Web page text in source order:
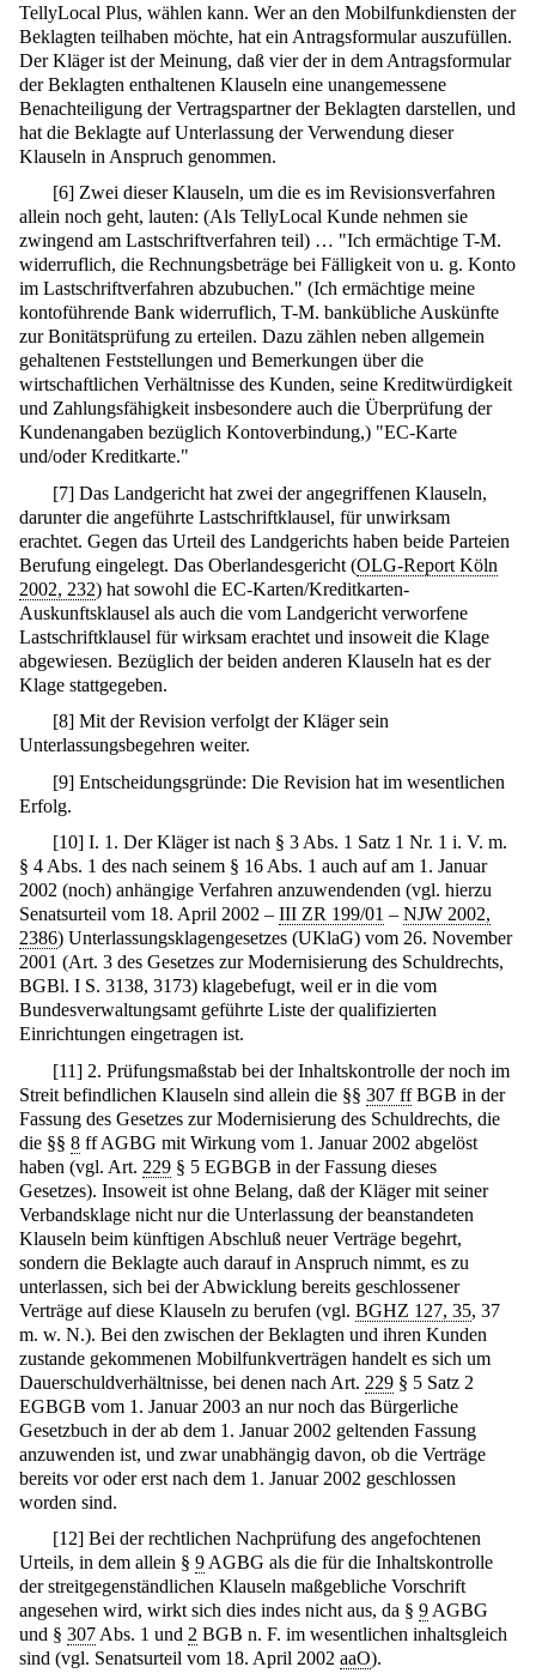
TellyLocal Plus, wählen kann. Wer an den Mobilfunkdiensten der
Beklagten teilhaben möchte, hat ein Antragsformular auszufüllen.
Der Kläger ist der Meinung, daß vier der in dem Antragsformular
der Beklagten enthaltenen Klauseln eine unangemessene
Benachteiligung der Vertragspartner der Beklagten darstellen, und
hat die Beklagte auf Unterlassung der Verwendung dieser
Klauseln in Anspruch genommen.
[6] Zwei dieser Klauseln, um die es im Revisionsverfahren
allein noch geht, lauten: (Als TellyLocal Kunde nehmen sie
zwingend am Lastschriftverfahren teil) … "Ich ermächtige T-M.
widerruflich, die Rechnungsbeträge bei Fälligkeit von u. g. Konto
im Lastschriftverfahren abzubuchen." (Ich ermächtige meine
kontoführende Bank widerruflich, T-M. bankübliche Auskünfte
zur Bonitätsprüfung zu erteilen. Dazu zählen neben allgemein
gehaltenen Feststellungen und Bemerkungen über die
wirtschaftlichen Verhältnisse des Kunden, seine Kreditwürdigkeit
und Zahlungsfähigkeit insbesondere auch die Überprüfung der
Kundenangaben bezüglich Kontoverbindung,) "EC-Karte
und/oder Kreditkarte."
[7] Das Landgericht hat zwei der angegriffenen Klauseln,
darunter die angeführte Lastschriftklausel, für unwirksam
erachtet. Gegen das Urteil des Landgerichts haben beide Parteien
Berufung eingelegt. Das Oberlandesgericht (OLG-Report Köln
2002, 232) hat sowohl die EC-Karten/Kreditkarten-
Auskunftsklausel als auch die vom Landgericht verworfene
Lastschriftklausel für wirksam erachtet und insoweit die Klage
abgewiesen. Bezüglich der beiden anderen Klauseln hat es der
Klage stattgegeben.
[8] Mit der Revision verfolgt der Kläger sein
Unterlassungsbegehren weiter.
[9] Entscheidungsgründe: Die Revision hat im wesentlichen
Erfolg.
[10] I. 1. Der Kläger ist nach § 3 Abs. 1 Satz 1 Nr. 1 i. V. m.
§ 4 Abs. 1 des nach seinem § 16 Abs. 1 auch auf am 1. Januar
2002 (noch) anhängige Verfahren anzuwendenden (vgl. hierzu
Senatsurteil vom 18. April 2002 – III ZR 199/01 – NJW 2002,
2386) Unterlassungsklagengesetzes (UKlaG) vom 26. November
2001 (Art. 3 des Gesetzes zur Modernisierung des Schuldrechts,
BGBl. I S. 3138, 3173) klagebefugt, weil er in die vom
Bundesverwaltungsamt geführte Liste der qualifizierten
Einrichtungen eingetragen ist.
[11] 2. Prüfungsmaßstab bei der Inhaltskontrolle der noch im
Streit befindlichen Klauseln sind allein die §§ 307 ffBGB in der
Fassung des Gesetzes zur Modernisierung des Schuldrechts, die
die §§ 8 ff AGBG mit Wirkung vom 1. Januar 2002 abgelöst
haben (vgl. Art. 229 § 5 EGBGB in der Fassung dieses
Gesetzes). Insoweit ist ohne Belang, daß der Kläger mit seiner
Verbandsklage nicht nur die Unterlassung der beanstandeten
Klauseln beim künftigen Abschluß neuer Verträge begehrt,
sondern die Beklagte auch darauf in Anspruch nimmt, es zu
unterlassen, sich bei der Abwicklung bereits geschlossener
Verträge auf diese Klauseln zu berufen (vgl. BGHZ 127, 35, 37
m. w. N.). Bei den zwischen der Beklagten und ihren Kunden
zustande gekommenen Mobilfunkverträgen handelt es sich um
Dauerschuldverhältnisse, bei denen nach Art. 229 § 5 Satz 2
EGBGB vom 1. Januar 2003 an nur noch das Bürgerliche
Gesetzbuch in der ab dem 1. Januar 2002 geltenden Fassung
anzuwenden ist, und zwar unabhängig davon, ob die Verträge
bereits vor oder erst nach dem 1. Januar 2002 geschlossen
worden sind.
[12] Bei der rechtlichen Nachprüfung des angefochtenen
Urteils, in dem allein § 9 AGBG als die für die Inhaltskontrolle
der streitgegenständlichen Klauseln maßgebliche Vorschrift
angesehen wird, wirkt sich dies indes nicht aus, da § 9 AGBG
und § 307 Abs. 1 und 2 BGB n. F. im wesentlichen inhaltsgleich
sind (vgl. Senatsurteil vom 18. April 2002 aaO).